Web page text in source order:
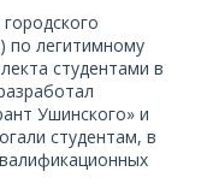
по легитимному
студентами в
Ушинского» и
студентам, в